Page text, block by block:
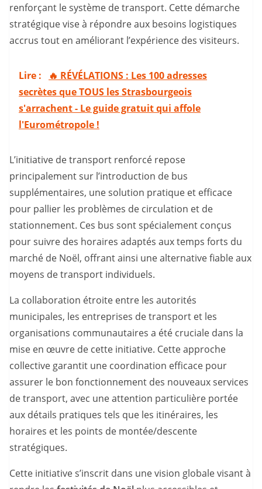
renforçant le système de transport. Cette démarche
stratégique vise à répondre aux besoins logistiques
accrus tout en améliorant l’expérience des visiteurs.
Lire :
🔥 RÉVÉLATIONS : Les 100 adresses
secrètes que TOUS les Strasbourgeois
s'arrachent - Le guide gratuit qui affole
l'Eurométropole !
L’initiative de transport renforcé repose
principalement sur l’introduction de bus
supplémentaires, une solution pratique et efficace
pour pallier les problèmes de circulation et de
stationnement. Ces bus sont spécialement conçus
pour suivre des horaires adaptés aux temps forts du
marché de Noël, offrant ainsi une alternative fiable aux
moyens de transport individuels.
La collaboration étroite entre les autorités
municipales, les entreprises de transport et les
organisations communautaires a été cruciale dans la
mise en œuvre de cette initiative. Cette approche
collective garantit une coordination efficace pour
assurer le bon fonctionnement des nouveaux services
de transport, avec une attention particulière portée
aux détails pratiques tels que les itinéraires, les
horaires et les points de montée/descente
stratégiques.
Cette initiative s’inscrit dans une vision globale visant à